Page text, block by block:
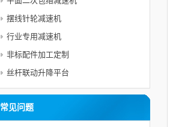
摆线针轮减速机
行业专用减速机
非标配件加工定制
丝杆联动升降平台
常见问题